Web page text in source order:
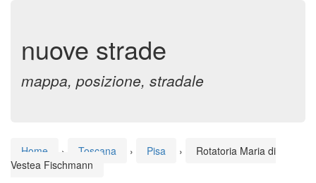
nuove strade
mappa, posizione, stradale
Home › Toscana › Pisa ›
Rotatoria Maria di
Vestea Fischmann